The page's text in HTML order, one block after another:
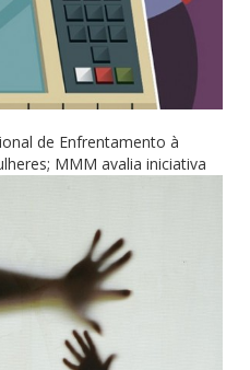
de Enfrentamento à
MMM avalia iniciativa